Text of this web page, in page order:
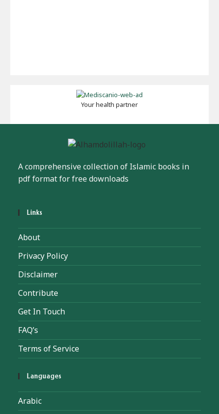
Your health partner
A comprehensive collection of Islamic books in
pdf format for free downloads
Links
About
Privacy Policy
Disclaimer
Contribute
Get In Touch
FAQ’s
Terms of Service
Languages
Arabic